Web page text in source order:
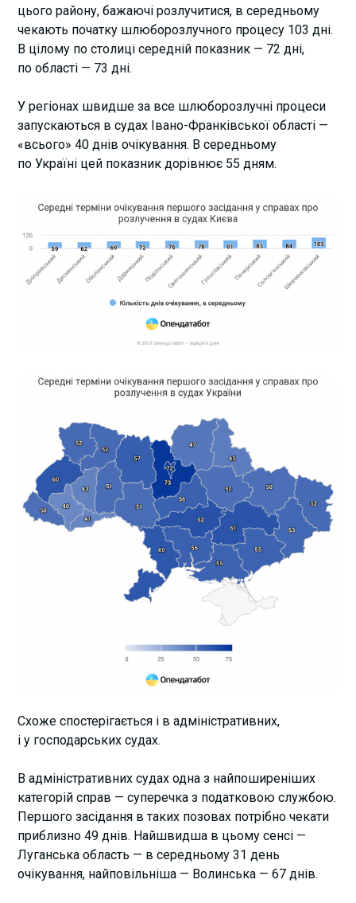
цього району, бажаючі розлучитися, в середньому
чекають початку шлюборозлучного процесу 103 дні.
В цілому по столиці середній показник — 72 дні,
по області — 73 дні.
У регіонах швидше за все шлюборозлучні процеси
запускаються в судах Івано-Франківської області —
«всього» 40 днів очікування. В середньому
по Україні цей показник дорівнює 55 дням.
Схоже спостерігається і в адміністративних,
і у господарських судах.
В адміністративних судах одна з найпоширеніших
категорій справ — суперечка з податковою службою.
Першого засідання в таких позовах потрібно чекати
приблизно 49 днів. Найшвидша в цьому сенсі —
Луганська область — в середньому 31 день
очікування, найповільніша — Волинська — 67 днів.